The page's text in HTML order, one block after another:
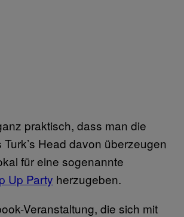
praktisch, dass man die
Head davon überzeugen
für eine sogenannte
Up Party herzugeben.
Veranstaltung, die sich mit